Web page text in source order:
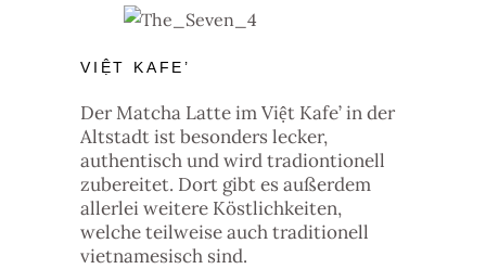
VIỆT KAFE’
Der Matcha Latte im Việt Kafe’ in der
Altstadt ist besonders lecker,
authentisch und wird tradiontionell
zubereitet. Dort gibt es außerdem
allerlei weitere Köstlichkeiten,
welche teilweise auch traditionell
vietnamesisch sind.